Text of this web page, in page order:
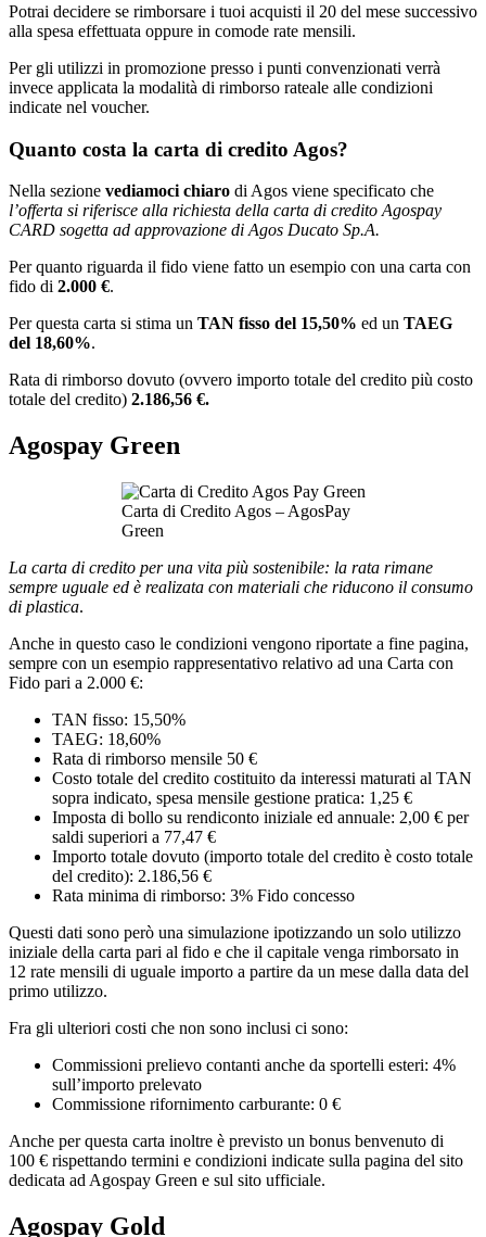
Potrai decidere se rimborsare i tuoi acquisti il 20 del mese successivo
alla spesa effettuata oppure in comode rate mensili.
Per gli utilizzi in promozione presso i punti convenzionati verrà
invece applicata la modalità di rimborso rateale alle condizioni
indicate nel voucher.
Quanto costa la carta di credito Agos?
Nella sezione vediamoci chiaro di Agos viene specificato che
l’offerta si riferisce alla richiesta della carta di credito Agospay
CARD sogetta ad approvazione di Agos Ducato Sp.A.
Per quanto riguarda il fido viene fatto un esempio con una carta con
fido di 2.000 €.
Per questa carta si stima un TAN fisso del 15,50% ed un TAEG
del 18,60%.
Rata di rimborso dovuto (ovvero importo totale del credito più costo
totale del credito) 2.186,56 €.
Agospay Green
Carta di Credito Agos – AgosPay
Green
La carta di credito per una vita più sostenibile: la rata rimane
sempre uguale ed è realizata con materiali che riducono il consumo
di plastica.
Anche in questo caso le condizioni vengono riportate a fine pagina,
sempre con un esempio rappresentativo relativo ad una Carta con
Fido pari a 2.000 €:
TAN fisso: 15,50%
TAEG: 18,60%
Rata di rimborso mensile 50 €
Costo totale del credito costituito da interessi maturati al TAN
sopra indicato, spesa mensile gestione pratica: 1,25 €
Imposta di bollo su rendiconto iniziale ed annuale: 2,00 € per
saldi superiori a 77,47 €
Importo totale dovuto (importo totale del credito è costo totale
del credito): 2.186,56 €
Rata minima di rimborso: 3% Fido concesso
Questi dati sono però una simulazione ipotizzando un solo utilizzo
iniziale della carta pari al fido e che il capitale venga rimborsato in
12 rate mensili di uguale importo a partire da un mese dalla data del
primo utilizzo.
Fra gli ulteriori costi che non sono inclusi ci sono:
Commissioni prelievo contanti anche da sportelli esteri: 4%
sull’importo prelevato
Commissione rifornimento carburante: 0 €
Anche per questa carta inoltre è previsto un bonus benvenuto di
100 € rispettando termini e condizioni indicate sulla pagina del sito
dedicata ad Agospay Green e sul sito ufficiale.
Agospay Gold